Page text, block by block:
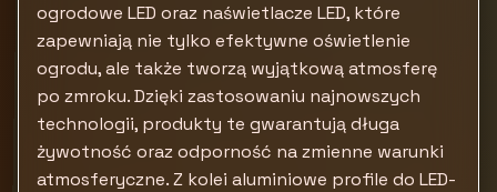
ogrodowe LED oraz naświetlacze LED, które
zapewniają nie tylko efektywne oświetlenie
ogrodu, ale także tworzą wyjątkową atmosferę
po zmroku. Dzięki zastosowaniu najnowszych
technologii, produkty te gwarantują długa
żywotność oraz odporność na zmienne warunki
atmosferyczne. Z kolei aluminiowe profile do LED-